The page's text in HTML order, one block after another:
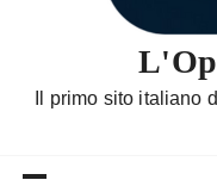
Il primo sito italiano